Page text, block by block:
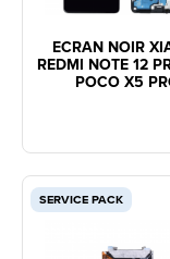
ECRAN NOIR
REDMI NOTE 12
POCO X5
SERVICE PACK